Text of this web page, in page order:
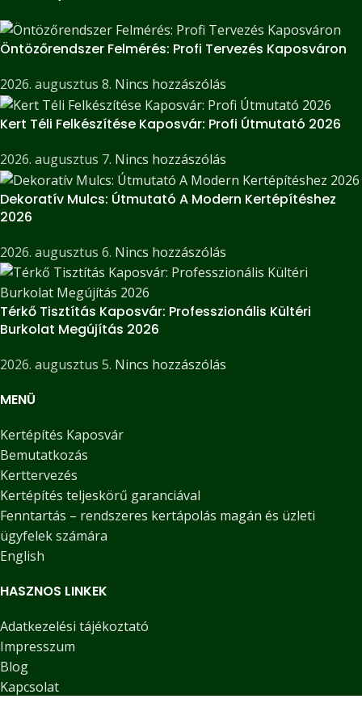
Öntözőrendszer Felmérés: Profi Tervezés Kaposváron
2026. augusztus 8. Nincs hozzászólás
Kert Téli Felkészítése Kaposvár: Profi Útmutató 2026
2026. augusztus 7. Nincs hozzászólás
Dekoratív Mulcs: Útmutató A Modern Kertépítéshez
2026
2026. augusztus 6. Nincs hozzászólás
Térkő Tisztítás Kaposvár: Professzionális Kültéri
Burkolat Megújítás 2026
2026. augusztus 5. Nincs hozzászólás
MENÜ
Kertépítés Kaposvár
Bemutatkozás
Kerttervezés
Kertépítés teljeskörű garanciával
Fenntartás – rendszeres kertápolás magán és üzleti
ügyfelek számára
English
HASZNOS LINKEK
Adatkezelési tájékoztató
Impresszum
Blog
Kapcsolat